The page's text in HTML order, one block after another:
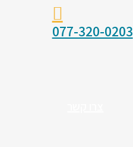
077-320-0203